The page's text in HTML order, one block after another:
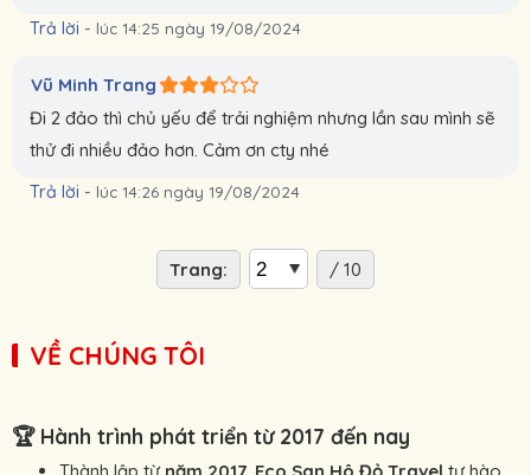
Trả lời - lúc 14:25 ngày 19/08/2024
Vũ Minh Trang
Đi 2 đảo thì chủ yếu để trải nghiệm nhưng lần sau mình sẽ
thử đi nhiều đảo hơn. Cảm ơn cty nhé
Trả lời - lúc 14:26 ngày 19/08/2024
Trang: / 10
VỀ CHÚNG TÔI
🏆 Hành trình phát triển từ 2017 đến nay